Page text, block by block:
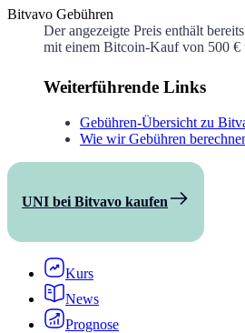
Bitvavo Gebühren
Der angezeigte Preis enthält
mit einem Bitcoin-Kauf von 500 €
Weiterführende Links
Gebühren-Übersicht zu
Wie wir Gebühren
UNI bei Bitvavo kaufen
Kurs
News
Prognose